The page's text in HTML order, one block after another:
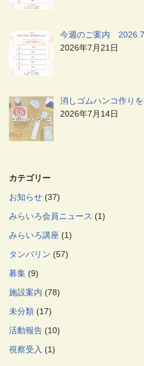
今週のご案内
2026年7月21日
消しゴムハンコ作り
2026年7月14日
カテゴリー
お知らせ (37)
みらいろ会員ニュース (1)
みらいろ講座 (1)
タンバリン (57)
募集 (9)
施設案内 (78)
未分類 (17)
活動報告 (10)
視察受入 (1)